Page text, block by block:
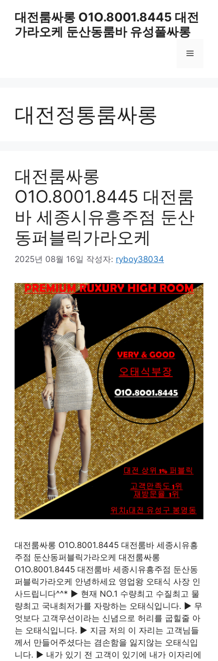
대전룸싸롱 O1O.8001.8445 대전
가라오케 둔산동룸바 유성풀싸롱
메
대전정통룸싸롱
대전룸싸롱
O1O.8001.8445 대전룸
바 세종시유흥주점 둔산
동퍼블릭가라오케
2025년 08월 16일 작성자: ryboy38034
대전룸싸롱 O1O.8001.8445 대전룸바 세종시유흥
주점 둔산동퍼블릭가라오케 대전룸싸롱
O1O.8001.8445 대전룸바 세종시유흥주점 둔산동
퍼블릭가라오케 안녕하세요 영업왕 오태식 사장 인
사드립니다^^* ▶ 현재 NO.1 수량최고 수질최고 물
량최고 국내최저가를 자랑하는 오태식입니다. ▶ 무
엇보다 고객우선이라는 신념으로 허리를 굽힐줄 아
는 오태식입니다. ▶ 지금 저의 이 자리는 고객님들
께서 만들어주셨다는 겸손함을 잃지않는 오태식입
니다. ▶ 내가 있기 전 고객이 있기에 내가 이자리에